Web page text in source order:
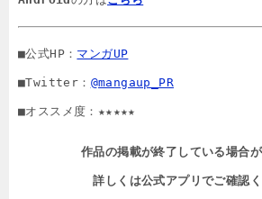
■公式HP： マンガUP
■Twitter： @mangaup_PR
■オススメ度：★★★★★
作品の掲載が終了している場合が
詳しくは公式アプリでご確認く